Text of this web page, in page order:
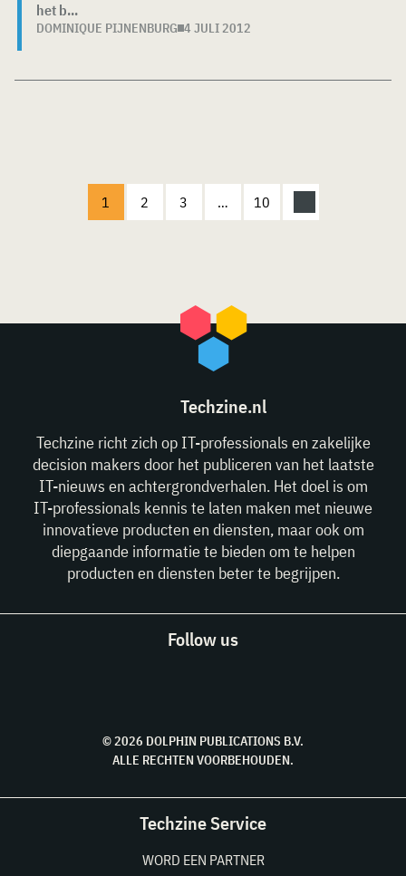
het b...
DOMINIQUE PIJNENBURG 4 JULI 2012
1 2 3 … 10
Techzine.nl
Techzine richt zich op IT-professionals en zakelijke
decision makers door het publiceren van het laatste
IT-nieuws en achtergrondverhalen. Het doel is om
IT-professionals kennis te laten maken met nieuwe
innovatieve producten en diensten, maar ook om
diepgaande informatie te bieden om te helpen
producten en diensten beter te begrijpen.
Follow us
© 2026 DOLPHIN PUBLICATIONS B.V.
ALLE RECHTEN VOORBEHOUDEN.
Techzine Service
WORD EEN PARTNER